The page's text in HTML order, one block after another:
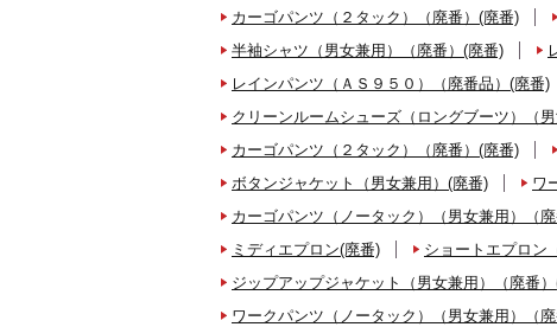
カーゴパンツ（２タック）（廃番）(廃番)
半袖シャツ（男女兼用）（廃番）(廃番)
レインパンツ（ＡＳ９５０）（廃番品）(廃番)
クリーンルームシューズ（ロングブーツ）（
カーゴパンツ（２タック）（廃番）(廃番)
ボタンジャケット（男女兼用）(廃番)
ワ
カーゴパンツ（ノータック）（男女兼用）（
ミディエプロン(廃番)
ショートエプロン
ジップアップジャケット（男女兼用）（廃番
ワークパンツ（ノータック）（男女兼用）（